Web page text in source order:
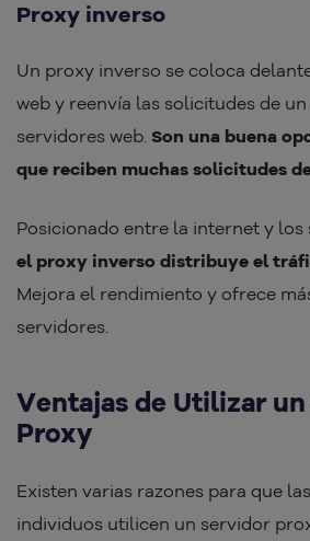
Proxy inverso
Un proxy inverso se coloca
web y reenvía las solicitudes de
servidores web. Son una buena
que reciben muchas solicitudes
Posicionado entre la internet y
el proxy inverso distribuye el
Mejora el rendimiento y ofrece
servidores.
Ventajas de Utilizar
Proxy
Existen varias razones para que
individuos utilicen un servidor